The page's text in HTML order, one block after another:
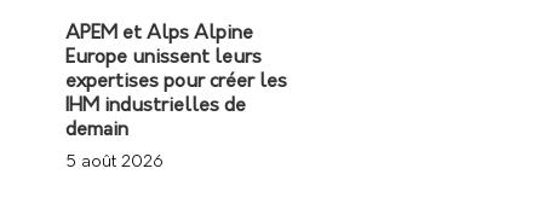
APEM et Alps Alpine
Europe unissent leurs
expertises pour créer les
IHM industrielles de
demain
5 août 2026